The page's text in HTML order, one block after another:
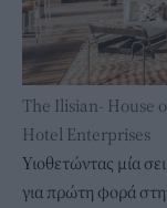
The Ilisian- House
Hotel Enterprises
Υιοθετώντας μία
για πρώτη φορά